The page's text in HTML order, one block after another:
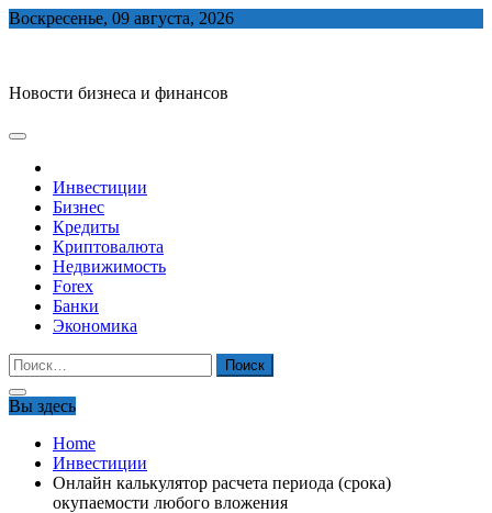
Skip
Воскресенье, 09 августа, 2026
Новости бизнеса и финансов
Инвестиции
Бизнес
Кредиты
Криптовалюта
Недвижимость
Forex
Банки
Экономика
Найти:
Вы здесь
Home
Инвестиции
Онлайн калькулятор расчета периода (срока)
окупаемости любого вложения